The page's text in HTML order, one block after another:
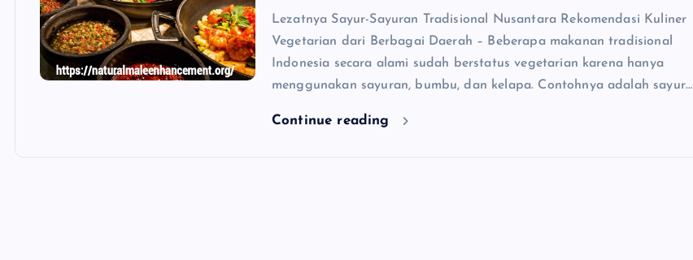
Lezatnya Sayur-Sayuran Tradisional Nusantara Rekomendasi Kuliner
Vegetarian dari Berbagai Daerah – Beberapa makanan tradisional
Indonesia secara alami sudah berstatus vegetarian karena hanya
menggunakan sayuran, bumbu, dan kelapa. Contohnya adalah sayur…
Continue reading